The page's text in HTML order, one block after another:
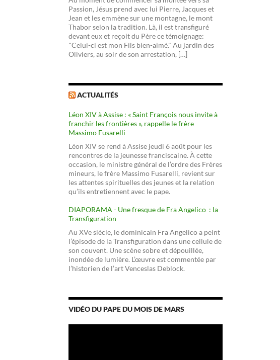
Passion, Jésus prend avec lui Pierre, Jacques et
Jean et les emmène sur une montagne, le mont
Thabor selon la tradition. Là, il est transfiguré
devant eux et reçoit du Père ce témoignage:
"Celui-ci est mon Fils bien-aimé." Au jardin des
Oliviers, au soir de son arrestation, […]
ACTUALITÉS
Léon XIV à Assise : « Saint François nous invite à
franchir les frontières », rappelle le frère
Massimo Fusarelli
Léon XIV se rend à Assise jeudi 6 août pour les
rencontres de la jeunesse franciscaine. À cette
occasion, le ministre général de l’ordre des Frères
mineurs, le frère Massimo Fusarelli, revient sur
les attentes spirituelles des jeunes et la relation
qu’ils entretiennent avec le pape.
DIAPORAMA - Une fresque de Fra Angelico : la
Transfiguration
Au XVe siècle, le dominicain Fra Angelico a peint
l’épisode de la Transfiguration dans une cellule de
son couvent. Une scène sobre et dépouillée,
inondée de lumière. L’œuvre est commentée par
l’historien de l’art Venceslas Deblock.
VIDÉO DU PAPE DU MOIS DE MARS